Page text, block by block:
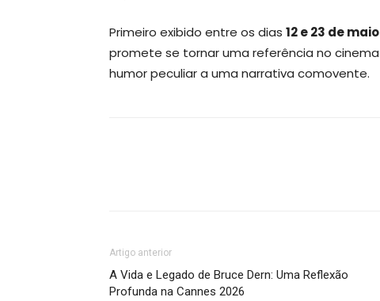
Primeiro exibido entre os dias 12 e 23 de
promete se tornar uma referência no
humor peculiar a uma narrativa comovente.
Artigo anterior
A Vida e Legado de Bruce Dern: Uma Reflexão
Profunda na Cannes 2026